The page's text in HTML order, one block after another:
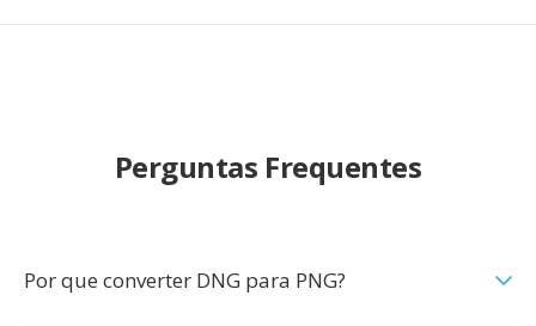
Perguntas Frequentes
Por que converter DNG para PNG?